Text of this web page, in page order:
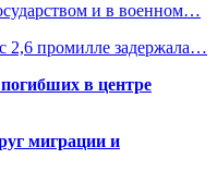
и в военном…
2,6 промилле задержала…
в центре
миграции и